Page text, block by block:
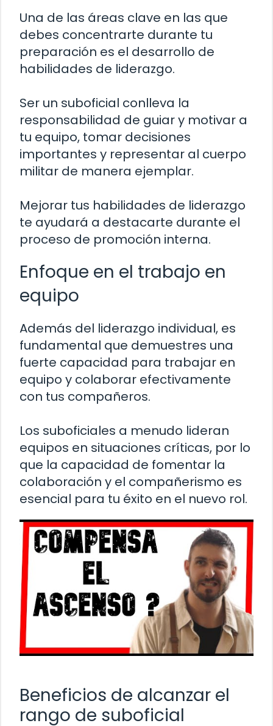
Una de las áreas clave en las que
debes concentrarte durante tu
preparación es el desarrollo de
habilidades de liderazgo.
Ser un suboficial conlleva la
responsabilidad de guiar y motivar a
tu equipo, tomar decisiones
importantes y representar al cuerpo
militar de manera ejemplar.
Mejorar tus habilidades de liderazgo
te ayudará a destacarte durante el
proceso de promoción interna.
Enfoque en el trabajo en
equipo
Además del liderazgo individual, es
fundamental que demuestres una
fuerte capacidad para trabajar en
equipo y colaborar efectivamente
con tus compañeros.
Los suboficiales a menudo lideran
equipos en situaciones críticas, por lo
que la capacidad de fomentar la
colaboración y el compañerismo es
esencial para tu éxito en el nuevo rol.
Beneficios de alcanzar el
rango de suboficial